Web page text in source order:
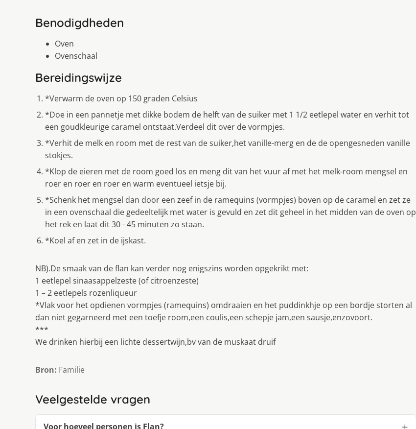
Benodigdheden
Oven
Ovenschaal
Bereidingswijze
*Verwarm de oven op 150 graden Celsius
*Doe in een pannetje met dikke bodem de helft van de suiker met 1 1/2 eetlepel water en verhit tot
een goudkleurige caramel ontstaat.Verdeel dit over de vormpjes.
*Verhit de melk en room met de rest van de suiker,het vanille-merg en de de opengesneden vanille
stokjes.
*Klop de eieren met de room goed los en meng dit van het vuur af met het melk-room mengsel en
roer en roer en roer en warm eventueel ietsje bij.
*Schenk het mengsel dan door een zeef in de ramequins (vormpjes) boven op de caramel en zet ze
in een ovenschaal die gedeeltelijk met water is gevuld en zet dit geheel in het midden van de oven op
het rek en laat dit 30 - 45 minuten zo staan.
*Koel af en zet in de ijskast.
NB).De smaak van de flan kan verder nog enigszins worden opgekrikt met:
1 eetlepel sinaasappelzeste (of citroenzeste)
1 – 2 eetlepels rozenliqueur
*Vlak voor het opdienen vormpjes (ramequins) omdraaien en het puddinkhje op een bordje storten al
dan niet gegarneerd met een toefje room,een coulis,een schepje jam,een sausje,enzovoort.
***
We drinken hierbij een lichte dessertwijn,bv van de muskaat druif
Bron: Familie
Veelgestelde vragen
Voor hoeveel personen is Flan?